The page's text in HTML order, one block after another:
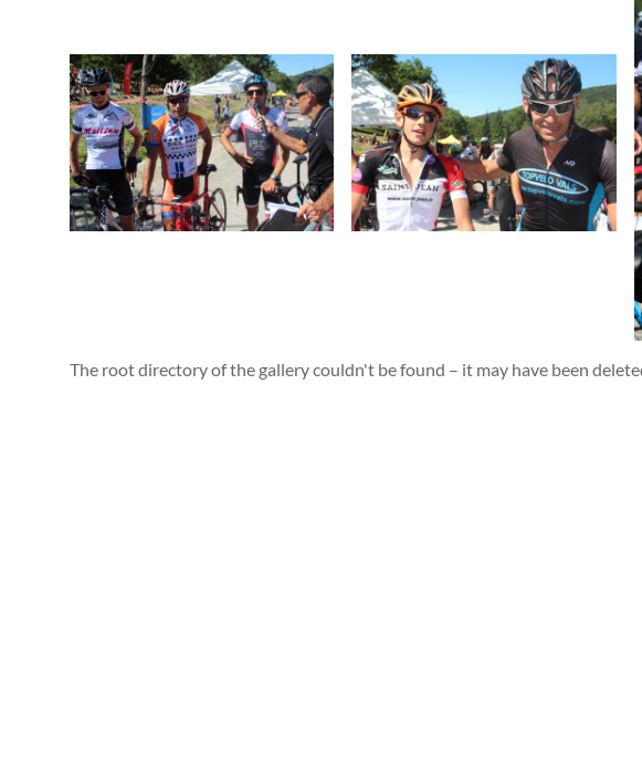
The root directory of the gallery couldn't be found – it may have been